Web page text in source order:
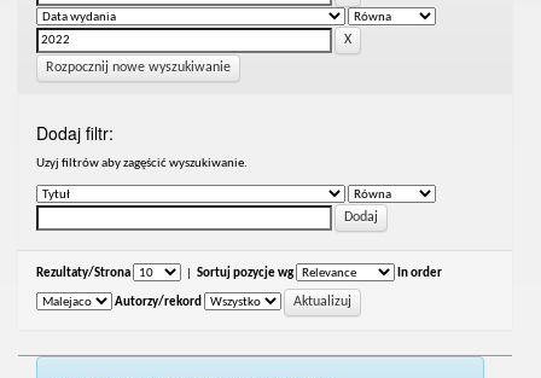
Rozpocznij nowe wyszukiwanie
Dodaj filtr:
Uzyj filtrów aby zagęścić wyszukiwanie.
Rezultaty/Strona Sortuj pozycje wg In order
Autorzy/rekord